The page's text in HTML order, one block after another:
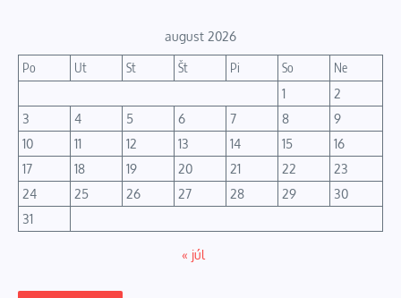
august 2026
Po Ut St Št Pi So
Ne
1
2
3
4 5 6 7 8
9
10
11 12 13 14 15
16
17
18 19 20 21 22
23
24
25 26 27 28 29
30
31
« júl